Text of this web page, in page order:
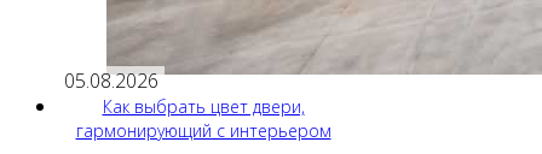
05.08.2026
Как выбрать цвет двери,
гармонирующий с интерьером